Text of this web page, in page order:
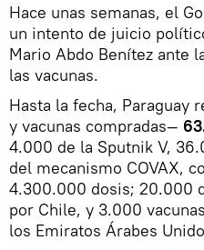
Hace unas semanas, el
un intento de juicio
Mario Abdo Benítez ante
las vacunas.
Hasta la fecha, Paraguay
y vacunas compradas—
4.000 de la Sputnik V,
del mecanismo COVAX,
4.300.000 dosis; 20.000
por Chile, y 3.000
los Emiratos Árabes